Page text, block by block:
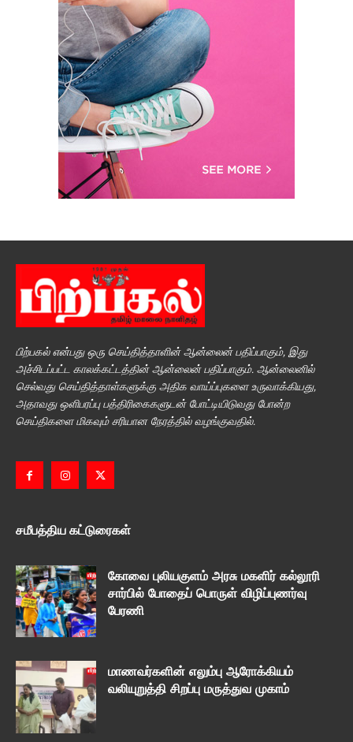
பிற்பகல் என்பது ஒரு செய்தித்தாளின் ஆன்லைன் பதிப்பாகும், இது
அச்சிடப்பட்ட காலக்கட்டத்தின் ஆன்லைன் பதிப்பாகும். ஆன்லைனில்
செல்வது செய்தித்தாள்களுக்கு அதிக வாய்ப்புகளை உருவாக்கியது,
அதாவது ஒளிபரப்பு பத்திரிகைகளுடன் போட்டியிடுவது போன்ற
செய்திகளை மிகவும் சரியான நேரத்தில் வழங்குவதில்.
சமீபத்திய கட்டுரைகள்
கோவை புலியகுளம் அரசு மகளிர் கல்லூரி
சார்பில் போதைப் பொருள் விழிப்புணர்வு
பேரணி
மாணவர்களின் எலும்பு ஆரோக்கியம்
வலியுறுத்தி சிறப்பு மருத்துவ முகாம்